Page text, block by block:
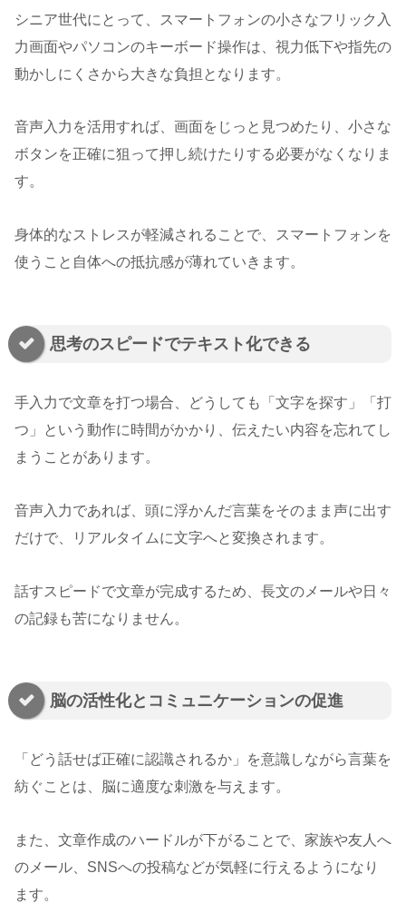
シニア世代にとって、スマートフォンの小さなフリック入
力画面やパソコンのキーボード操作は、視力低下や指先の
動かしにくさから大きな負担となります。
音声入力を活用すれば、画面をじっと見つめたり、小さな
ボタンを正確に狙って押し続けたりする必要がなくなりま
す。
身体的なストレスが軽減されることで、スマートフォンを
使うこと自体への抵抗感が薄れていきます。
思考のスピードでテキスト化できる
手入力で文章を打つ場合、どうしても「文字を探す」「打
つ」という動作に時間がかかり、伝えたい内容を忘れてし
まうことがあります。
音声入力であれば、頭に浮かんだ言葉をそのまま声に出す
だけで、リアルタイムに文字へと変換されます。
話すスピードで文章が完成するため、長文のメールや日々
の記録も苦になりません。
脳の活性化とコミュニケーションの促進
「どう話せば正確に認識されるか」を意識しながら言葉を
紡ぐことは、脳に適度な刺激を与えます。
また、文章作成のハードルが下がることで、家族や友人へ
のメール、SNSへの投稿などが気軽に行えるようになり
ます。